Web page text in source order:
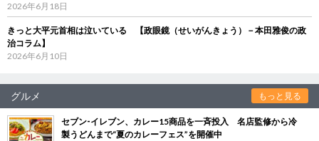
2026年6月18日
きっと大平元首相は泣いている 【政眼鏡（せいがんきょう）－本田雅俊の政
治コラム】
2026年6月10日
グルメ もっと見る
セブン‐イレブン、カレー15商品を一斉投入 名店監修から冷
製うどんまで“夏のカレーフェス”を開催中